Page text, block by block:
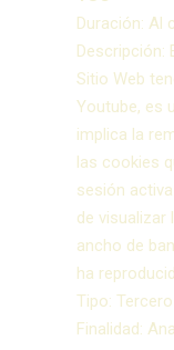
Duración: Al
Descripción:
Sitio Web
Youtube, es
implica la
las cookies
sesión
de visualizar
ancho de
ha
Tipo: Tercero
Finalidad: